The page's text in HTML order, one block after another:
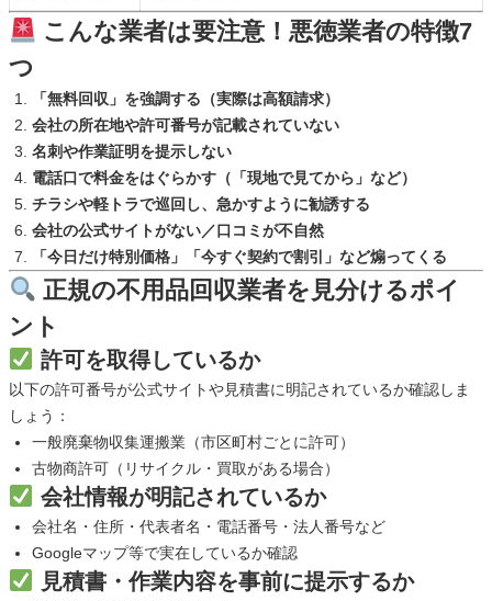
こんな業者は要注意！悪徳業者の特徴7
つ
「無料回収」を強調する（実際は高額請求）
会社の所在地や許可番号が記載されていない
名刺や作業証明を提示しない
電話口で料金をはぐらかす（「現地で見てから」など）
チラシや軽トラで巡回し、急かすように勧誘する
会社の公式サイトがない／口コミが不自然
「今日だけ特別価格」「今すぐ契約で割引」など煽ってくる
正規の不用品回収業者を見分けるポイ
ント
許可を取得しているか
以下の許可番号が公式サイトや見積書に明記されているか確認しま
しょう：
一般廃棄物収集運搬業（市区町村ごとに許可）
古物商許可（リサイクル・買取がある場合）
会社情報が明記されているか
会社名・住所・代表者名・電話番号・法人番号など
Googleマップ等で実在しているか確認
見積書・作業内容を事前に提示するか